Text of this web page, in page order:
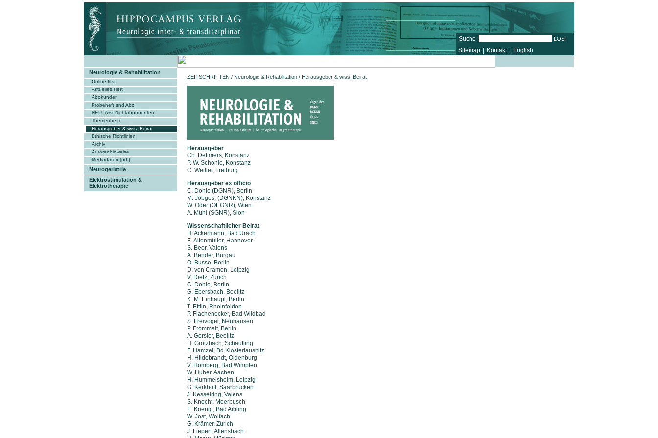
Suche
Sitemap
Kontakt English
Neurologie & Rehabilitation
Online first
Aktuelles Heft
Abokunden
Probeheft und Abo
NEU fÃ¼r Nichtabonnenten
Themenhefte
Herausgeber & wiss. Beirat
Ethische Richtlinien
Archiv
Autorenhinweise
Mediadaten [pdf]
Neurogeriatrie
Elektrostimulation &
Elektrotherapie
ZEITSCHRIFTEN / Neurologie & Rehabilitation / Herausgeber & wiss. Beirat
Herausgeber
Ch. Dettmers, Konstanz
P. W. Schönle, Konstanz
C. Weiller, Freiburg
Herausgeber ex officio
C. Dohle (DGNR), Berlin
M. Jöbges, (DGNKN), Konstanz
W. Oder (OEGNR), Wien
A. Mühl (SGNR), Sion
Wissenschaftlicher Beirat
H. Ackermann, Bad Urach
E. Altenmüller, Hannover
S. Beer, Valens
A. Bender, Burgau
O. Busse, Berlin
D. von Cramon, Leipzig
V. Dietz, Zürich
C. Dohle, Berlin
G. Ebersbach, Beelitz
K. M. Einhäupl, Berlin
T. Ettlin, Rheinfelden
P. Flachenecker, Bad Wildbad
S. Freivogel, Neuhausen
P. Frommelt, Berlin
A. Gorsler, Beelitz
H. Grötzbach, Schaufling
F. Hamzei, Bd Klosterlausnitz
H. Hildebrandt, Oldenburg
V. Hömberg, Bad Wimpfen
W. Huber, Aachen
H. Hummelsheim, Leipzig
G. Kerkhoff, Saarbrücken
J. Kesselring, Valens
S. Knecht, Meerbusch
E. Koenig, Bad Aibling
W. Jost, Wolfach
G. Krämer, Zürich
J. Liepert, Allensbach